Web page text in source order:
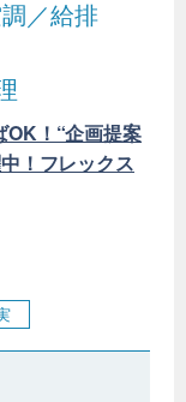
／給排
OK！“企画提案
！フレックス